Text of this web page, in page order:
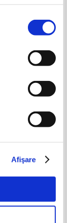
Afişare
Green - Barron's
(28th edition)
-60%